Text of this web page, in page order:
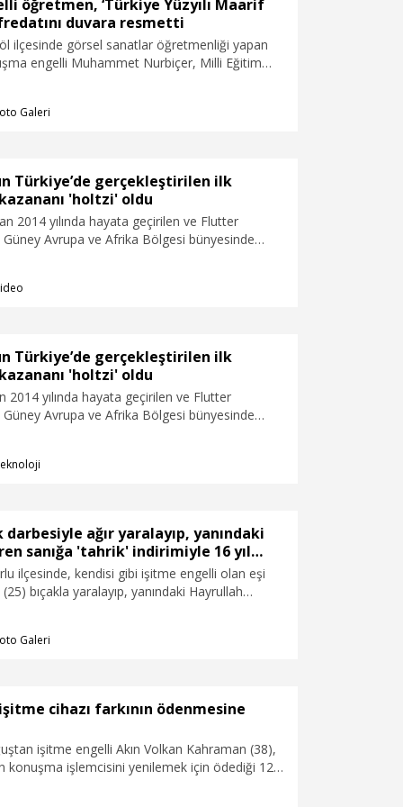
öğretmen, ‘Türkiye Yüzyılı Maarif
duvara resmetti
ilçesinde görsel sanatlar öğretmenliği yapan
engelli Muhammet Nurbiçer, Milli Eğitim
duvarına resmetti.
Galeri
Türkiye’de gerçekleştirilen ilk
'holtzi' oldu
2014 yılında hayata geçirilen ve Flutter
Avrupa ve Afrika Bölgesi bünyesinde
ilk kez uygulamaya alındı. GoBeyond
Türkiye’de gerçekleştirilen ilk
'holtzi' oldu
2014 yılında hayata geçirilen ve Flutter
Avrupa ve Afrika Bölgesi bünyesinde
ilk kez uygulamaya alındı. GoBeyond
Ankara merkezli girişim 'holtzi' olarak açıklandı.
darbesiyle ağır yaralayıp, yanındaki
sanığa 'tahrik' indirimiyle 16 yıl
ilçesinde, kendisi gibi işitme engelli olan eşi
bıçakla yaralayıp, yanındaki Hayrullah
Galeri
cihazı farkının ödenmesine
işitme engelli Akın Volkan Kahraman (38),
konuşma işlemcisini yenilemek için ödediği 126